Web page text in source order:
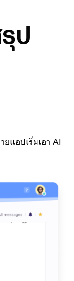
ป
แอปเริ่มเอา AI